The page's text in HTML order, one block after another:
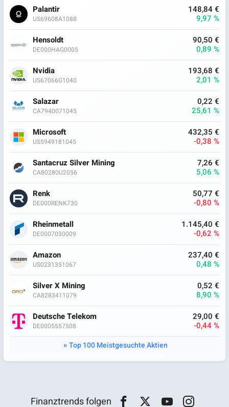
Palantir
US69608A1088
148,84 €
9,97 %
Hensoldt
DE000HAG0005
90,50 €
0,89 %
Nvidia
US67066G1040
193,68 €
2,01 %
Salazar
CA7940071045
0,22 €
25,61 %
Microsoft
US5949181045
432,35 €
-0,38 %
Santacruz Silver Mining
CA80280U2056
7,26 €
5,06 %
Renk
DE000RENK730
50,77 €
-0,80 %
Rheinmetall
DE0007030009
1.145,40 €
-0,62 %
Amazon
US0231351067
237,40 €
0,48 %
Silver X Mining
CA8283411079
0,52 €
8,90 %
Deutsche Telekom
DE0005557508
29,00 €
-0,44 %
Top 100 Meistgesuchte Aktien
Finanztrends folgen